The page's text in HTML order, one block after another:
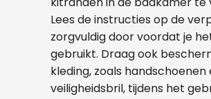
Lees de instructies op de
zorgvuldig door voordat je
gebruikt. Draag ook
kleding, zoals handschoenen
veiligheidsbril, tijdens het